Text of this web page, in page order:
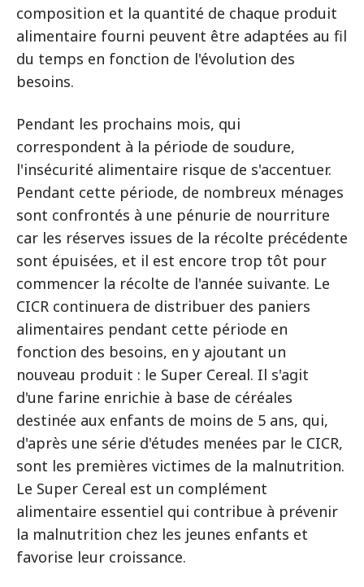
composition et la quantité de chaque produit
alimentaire fourni peuvent être adaptées au fil
du temps en fonction de l'évolution des
besoins.
Pendant les prochains mois, qui
correspondent à la période de soudure,
l'insécurité alimentaire risque de s'accentuer.
Pendant cette période, de nombreux ménages
sont confrontés à une pénurie de nourriture
car les réserves issues de la récolte précédente
sont épuisées, et il est encore trop tôt pour
commencer la récolte de l'année suivante. Le
CICR continuera de distribuer des paniers
alimentaires pendant cette période en
fonction des besoins, en y ajoutant un
nouveau produit : le Super Cereal. Il s'agit
d'une farine enrichie à base de céréales
destinée aux enfants de moins de 5 ans, qui,
d'après une série d'études menées par le CICR,
sont les premières victimes de la malnutrition.
Le Super Cereal est un complément
alimentaire essentiel qui contribue à prévenir
la malnutrition chez les jeunes enfants et
favorise leur croissance.